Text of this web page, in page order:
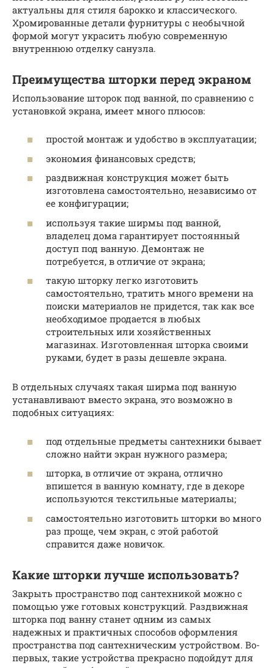
актуальны для стиля барокко и классического.
Хромированные детали фурнитуры с необычной
формой могут украсить любую современную
внутреннюю отделку санузла.
Преимущества шторки перед экраном
Использование шторок под ванной, по сравнению с
установкой экрана, имеет много плюсов:
простой монтаж и удобство в эксплуатации;
экономия финансовых средств;
раздвижная конструкция может быть
изготовлена самостоятельно, независимо от
ее конфигурации;
используя такие ширмы под ванной,
владелец дома гарантирует постоянный
доступ под ванную. Демонтаж не
потребуется, в отличие от экрана;
такую шторку легко изготовить
самостоятельно, тратить много времени на
поиски материалов не придется, так как все
необходимое продается в любых
строительных или хозяйственных
магазинах. Изготовленная шторка своими
руками, будет в разы дешевле экрана.
В отдельных случаях такая ширма под ванную
устанавливают вместо экрана, это возможно в
подобных ситуациях:
под отдельные предметы сантехники бывает
сложно найти экран нужного размера;
шторка, в отличие от экрана, отлично
впишется в ванную комнату, где в декоре
используются текстильные материалы;
самостоятельно изготовить шторки во много
раз проще, чем экран, с этой работой
справится даже новичок.
Какие шторки лучше использовать?
Закрыть пространство под сантехникой можно с
помощью уже готовых конструкций. Раздвижная
шторка под ванну станет одним из самых
надежных и практичных способов оформления
пространства под сантехническим устройством. Во-
первых, такие устройства прекрасно подойдут для